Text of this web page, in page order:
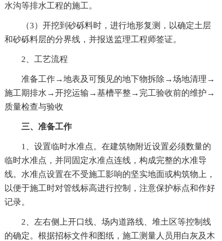
水沟等排水工程的施工。
（3）开挖到砂砾料时，进行地形复测，以确定土层
和砂砾料层的分界线，并报送监理工程师签证。
2、工艺流程
准备工作→地表及可预见的地下物拆除→场地清理→
施工期排水→开挖运输→基槽平整→完工验收前的维护→
质量检查与验收
三、准备工作
1、设置临时水准点。在建筑物附近设置必须数量的
临时水准点，并同固定水准点连线，构成完整的水准导
线。水准点设置在不受施工影响的坚实地面或构筑物上，
以便于施工时对管线标高进行控制，注意保护标点和作好
记录。
2、左右侧上开口线、场内道路线、堆土区等控制线
的确定。根据招标文件和图纸，施工测量人员用白灰及木